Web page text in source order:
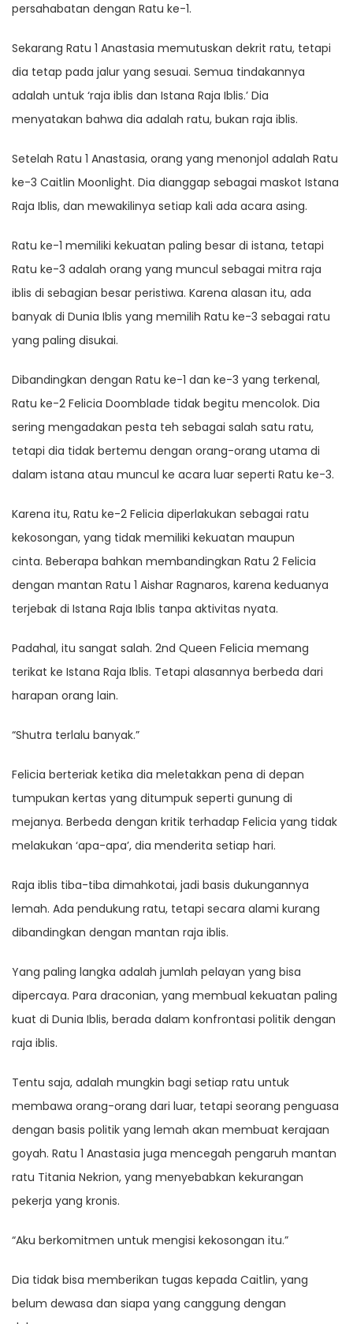
persahabatan dengan Ratu ke-1.
Sekarang Ratu 1 Anastasia memutuskan dekrit ratu, tetapi
dia tetap pada jalur yang sesuai. Semua tindakannya
adalah untuk ‘raja iblis dan Istana Raja Iblis.’ Dia
menyatakan bahwa dia adalah ratu, bukan raja iblis.
Setelah Ratu 1 Anastasia, orang yang menonjol adalah Ratu
ke-3 Caitlin Moonlight. Dia dianggap sebagai maskot Istana
Raja Iblis, dan mewakilinya setiap kali ada acara asing.
Ratu ke-1 memiliki kekuatan paling besar di istana, tetapi
Ratu ke-3 adalah orang yang muncul sebagai mitra raja
iblis di sebagian besar peristiwa. Karena alasan itu, ada
banyak di Dunia Iblis yang memilih Ratu ke-3 sebagai ratu
yang paling disukai.
Dibandingkan dengan Ratu ke-1 dan ke-3 yang terkenal,
Ratu ke-2 Felicia Doomblade tidak begitu mencolok. Dia
sering mengadakan pesta teh sebagai salah satu ratu,
tetapi dia tidak bertemu dengan orang-orang utama di
dalam istana atau muncul ke acara luar seperti Ratu ke-3.
Karena itu, Ratu ke-2 Felicia diperlakukan sebagai ratu
kekosongan, yang tidak memiliki kekuatan maupun
cinta. Beberapa bahkan membandingkan Ratu 2 Felicia
dengan mantan Ratu 1 Aishar Ragnaros, karena keduanya
terjebak di Istana Raja Iblis tanpa aktivitas nyata.
Padahal, itu sangat salah. 2nd Queen Felicia memang
terikat ke Istana Raja Iblis. Tetapi alasannya berbeda dari
harapan orang lain.
“Shutra terlalu banyak.”
Felicia berteriak ketika dia meletakkan pena di depan
tumpukan kertas yang ditumpuk seperti gunung di
mejanya. Berbeda dengan kritik terhadap Felicia yang tidak
melakukan ‘apa-apa’, dia menderita setiap hari.
Raja iblis tiba-tiba dimahkotai, jadi basis dukungannya
lemah. Ada pendukung ratu, tetapi secara alami kurang
dibandingkan dengan mantan raja iblis.
Yang paling langka adalah jumlah pelayan yang bisa
dipercaya. Para draconian, yang membual kekuatan paling
kuat di Dunia Iblis, berada dalam konfrontasi politik dengan
raja iblis.
Tentu saja, adalah mungkin bagi setiap ratu untuk
membawa orang-orang dari luar, tetapi seorang penguasa
dengan basis politik yang lemah akan membuat kerajaan
goyah. Ratu 1 Anastasia juga mencegah pengaruh mantan
ratu Titania Nekrion, yang menyebabkan kekurangan
pekerja yang kronis.
“Aku berkomitmen untuk mengisi kekosongan itu.”
Dia tidak bisa memberikan tugas kepada Caitlin, yang
belum dewasa dan siapa yang canggung dengan